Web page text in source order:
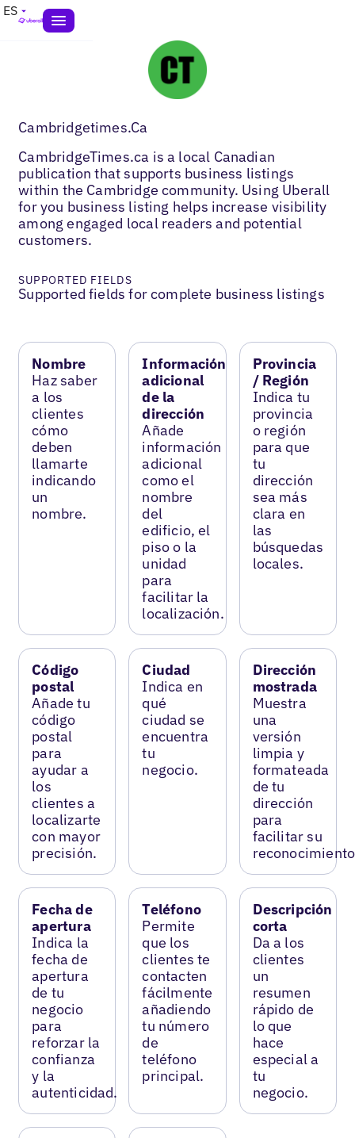
ES
Cambridgetimes.Ca
CambridgeTimes.ca is a local Canadian
publication that supports business listings
within the Cambridge community. Using Uberall
for you business listing helps increase visibility
among engaged local readers and potential
customers.
SUPPORTED FIELDS
Supported fields for complete business listings
Nombre
Haz saber
a los
clientes
cómo
deben
llamarte
indicando
un
nombre.
Información
adicional
de la
dirección
Añade
información
adicional
como el
nombre
del
edificio, el
piso o la
unidad
para
facilitar la
localización.
Provincia
/ Región
Indica tu
provincia
o región
para que
tu
dirección
sea más
clara en
las
búsquedas
locales.
Código
postal
Añade tu
código
postal
para
ayudar a
los
clientes a
localizarte
con mayor
precisión.
Ciudad
Indica en
qué
ciudad se
encuentra
tu
negocio.
Dirección
mostrada
Muestra
una
versión
limpia y
formateada
de tu
dirección
para
facilitar su
Fecha de
apertura
Indica la
fecha de
apertura
de tu
negocio
para
reforzar la
confianza
y la
autenticidad.
Teléfono
Permite
que los
clientes te
contacten
fácilmente
añadiendo
tu número
de
teléfono
principal.
Descripción
corta
Da a los
clientes
un
resumen
rápido de
lo que
hace
especial a
tu
negocio.